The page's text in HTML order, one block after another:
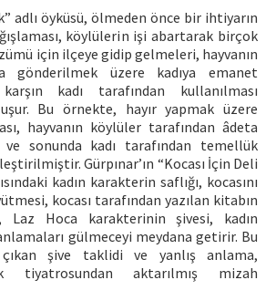
adlı öyküsü, ölmeden önce bir ihtiyarın
köylülerin işi abartarak birçok
için ilçeye gidip gelmeleri, hayvanın
gönderilmek üzere kadıya emanet
kadı tarafından kullanılması
Bu örnekte, hayır yapmak üzere
hayvanın köylüler tarafından âdeta
ve sonunda kadı tarafından temellük
Gürpınar’ın “Kocası İçin Deli
kadın karakterin saflığı, kocasını
kocası tarafından yazılan kitabın
Hoca karakterinin şivesi, kadın
gülmeceyi meydana getirir. Bu
şive taklidi ve yanlış anlama,
tiyatrosundan aktarılmış mizah